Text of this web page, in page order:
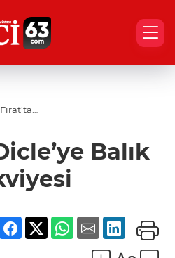
Fırat'tan
Takviyesi
Balık